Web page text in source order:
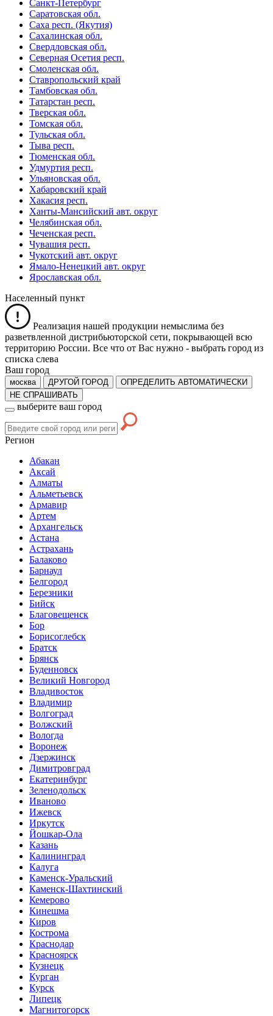
Санкт-Петербург
Саратовская обл.
Саха респ. (Якутия)
Сахалинская обл.
Свердловская обл.
Северная Осетия респ.
Смоленская обл.
Ставропольский край
Тамбовская обл.
Татарстан респ.
Тверская обл.
Томская обл.
Тульская обл.
Тыва респ.
Тюменская обл.
Удмуртия респ.
Ульяновская обл.
Хабаровский край
Хакасия респ.
Ханты-Мансийский авт. округ
Челябинская обл.
Чеченская респ.
Чувашия респ.
Чукотский авт. округ
Ямало-Ненецкий авт. округ
Ярославская обл.
Населенный пункт
Реализация нашей продукции немыслима без
разветвленной дистрибьюторской сети, покрывающей всю
территорию России. Все что от Вас нужно - выбрать город из
списка слева
Ваш город
москва ДРУГОЙ ГОРОД
ОПРЕДЕЛИТЬ АВТОМАТИЧЕСКИ
НЕ СПРАШИВАТЬ
выберите ваш город
Регион
Абакан
Аксай
Алматы
Альметьевск
Армавир
Артем
Архангельск
Астана
Астрахань
Балаково
Барнаул
Белгород
Березники
Бийск
Благовещенск
Бор
Борисоглебск
Братск
Брянск
Буденновск
Великий Новгород
Владивосток
Владимир
Волгоград
Волжский
Вологда
Воронеж
Дзержинск
Димитровград
Екатеринбург
Зеленодольск
Иваново
Ижевск
Иркутск
Йошкар-Ола
Казань
Калининград
Калуга
Каменск-Уральский
Каменск-Шахтинский
Кемерово
Кинешма
Киров
Кострома
Краснодар
Красноярск
Кузнецк
Курган
Курск
Липецк
Магнитогорск